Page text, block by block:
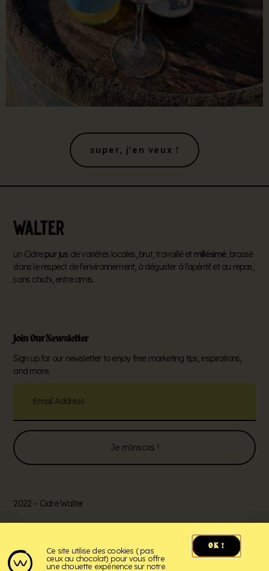
super, j'en veux !
un Cidrepur jus de variétés locales, brut, travaillé et millésimé, brassé
dans le respect de l’environnement, à déguster à l’apéritif et au repas,
sans chichi, entre amis.
Join Our Newsletter
Sign up for our newsletter to enjoy free marketing tips, inspirations,
and more.
Je m'inscris !
2022 – Cidre Walter
Ce site utilise des cookies ( pas
ceux au chocolat) pour vous offre
une chouette expérience sur notre
OK !